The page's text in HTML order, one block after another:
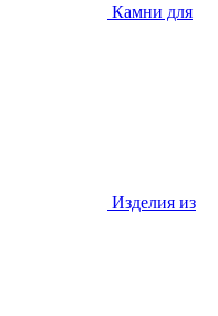
Камни для
Изделия из